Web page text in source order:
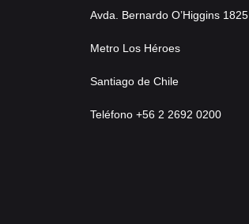
Avda. Bernardo O’Higgins 1825
Metro Los Héroes
Santiago de Chile
Teléfono +56 2 2692 0200